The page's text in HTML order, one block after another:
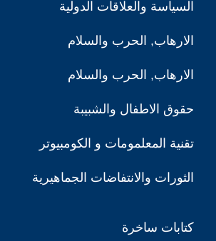
السياسة والعلاقات الدولية
الارهاب, الحرب والسلام
الارهاب, الحرب والسلام
حقوق الاطفال والشبيبة
تقنية المعلمومات و الكومبيوتر
الثورات والانتفاضات الجماهيرية
كتابات ساخرة